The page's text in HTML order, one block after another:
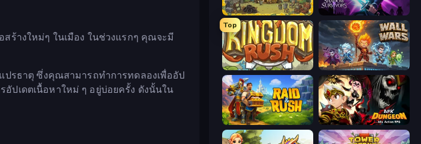
ร้างใหม่ๆ ในเมือง ในช่วงแรกๆ คุณจะมี
ปรธาตุ ซึ่งคุณสามารถทำการทดลองเพื่ออัป
ปเดตเนื้อหาใหม่ ๆ อยู่บ่อยครั้ง ดังนั้นใน
The Garbaggio Hotel Shadow Survivors
Top
Kingdom Rush Wall Wars
Raid & Rush AFK Dungeon: Idle Action RPG